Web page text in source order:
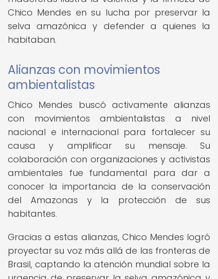
Chico Mendes en su lucha por preservar la
selva amazónica y defender a quienes la
habitaban.
Alianzas con movimientos
ambientalistas
Chico Mendes buscó activamente alianzas
con movimientos ambientalistas a nivel
nacional e internacional para fortalecer su
causa y amplificar su mensaje. Su
colaboración con organizaciones y activistas
ambientales fue fundamental para dar a
conocer la importancia de la conservación
del Amazonas y la protección de sus
habitantes.
Gracias a estas alianzas, Chico Mendes logró
proyectar su voz más allá de las fronteras de
Brasil, captando la atención mundial sobre la